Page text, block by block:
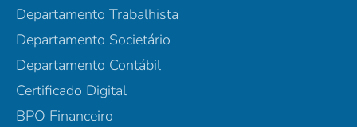
Departamento Trabalhista
Departamento Societário
Departamento Contábil
Certificado Digital
BPO Financeiro